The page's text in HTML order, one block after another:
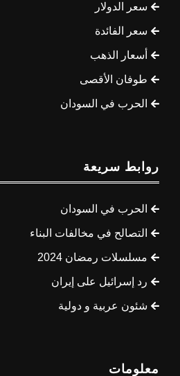
سعر الدولار
سعر الفائدة
أسعار الذهب
طوفان الأقصى
الحرب في السودان
روابط سريعة
الحرب في السودان
التصالح في مخالفات البناء
مسلسلات رمضان 2024
رد إسرائيل على إيران
شئون عربية و دولية
معلومات